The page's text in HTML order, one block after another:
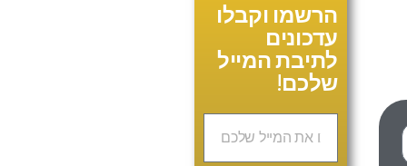
הרשמו וקבלו
עדכונים
לתיבת המייל
שלכם!